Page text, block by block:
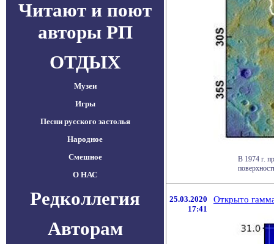
Читают и поют
авторы РП
ОТДЫХ
Музеи
Игры
Песни русского застолья
Народное
Смешное
О НАС
Редколлегия
Авторам
В 1974 г.
25.03.2020
17:41
Открыто